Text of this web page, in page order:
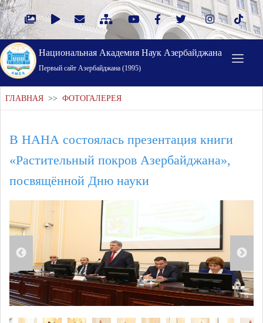
Национальная Академия Наук Азербайджана
Первый cайт Азербайджана (1995)
ГЛАВНАЯ >> ФОТОГАЛЕРЕЯ
В НАНА состоялась презентация книги
«Растительный покров Азербайджана»,
посвящённой Дню науки